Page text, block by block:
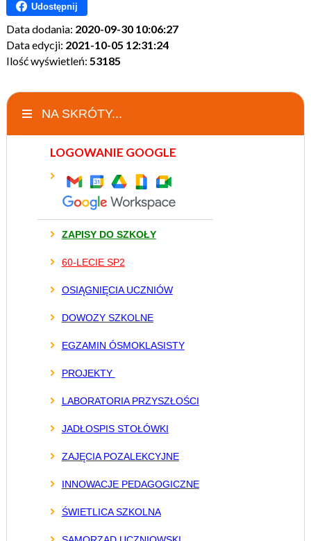
Udostępnij
Data dodania: 2020-09-30 10:06:27
Data edycji: 2021-10-05 12:31:24
Ilość wyświetleń: 53185
NA SKRÓTY...
LOGOWANIE GOOGLE
ZAPISY DO SZKOŁY
60-LECIE SP2
OSIĄGNIĘCIA UCZNIÓW
DOWOZY SZKOLNE
EGZAMIN ÓSMOKLASISTY
PROJEKTY
LABORATORIA PRZYSZŁOŚCI
JADŁOSPIS STOŁÓWKI
ZAJĘCIA POZALEKCYJNE
INNOWACJE PEDAGOGICZNE
ŚWIETLICA SZKOLNA